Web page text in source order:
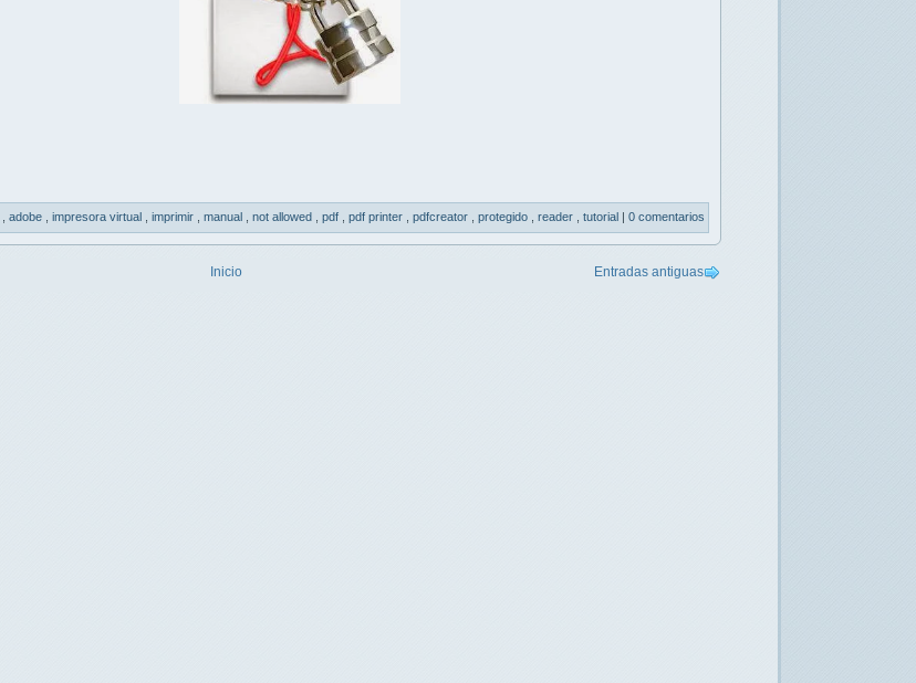
adobe impresora virtual imprimir manual not allowed pdf pdf printer pdfcreator protegido reader tutorial | 0 comentarios
Entradas antiguas
Inicio